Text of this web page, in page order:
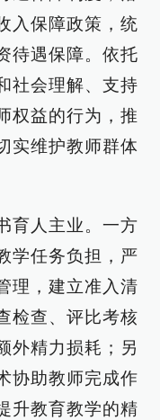
入保障政策，统
待遇保障。依托
社会理解、支持
权益的行为，推
实维护教师群体
育人主业。一方
学任务负担，严
理，建立准入清
检查、评比考核
外精力损耗；另
协助教师完成作
升教育教学的精